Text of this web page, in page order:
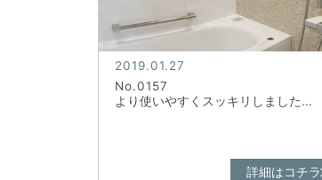
2019.01.27
No.0157
より使いやすくスッキリしました...
詳細はコチラ